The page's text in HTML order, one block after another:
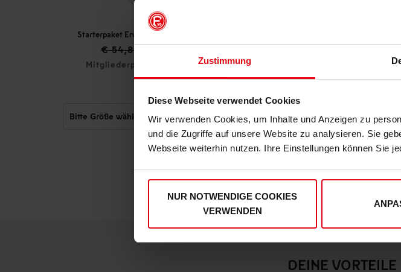
Zustimmung
Diese Webseite verwendet Cookies
Wir verwenden Cookies, um Inhalte und Anzeigen zu
und die Zugriffe auf unsere Website zu analysieren. Sie
Webseite weiterhin nutzen. Ihre Einstellungen können Sie
NUR NOTWENDIGE COOKIES
VERWENDEN
Starterpaket Erwachsene „Heimat“
€ 54,85
Mitgliederpreis: € 44,95
DEINE